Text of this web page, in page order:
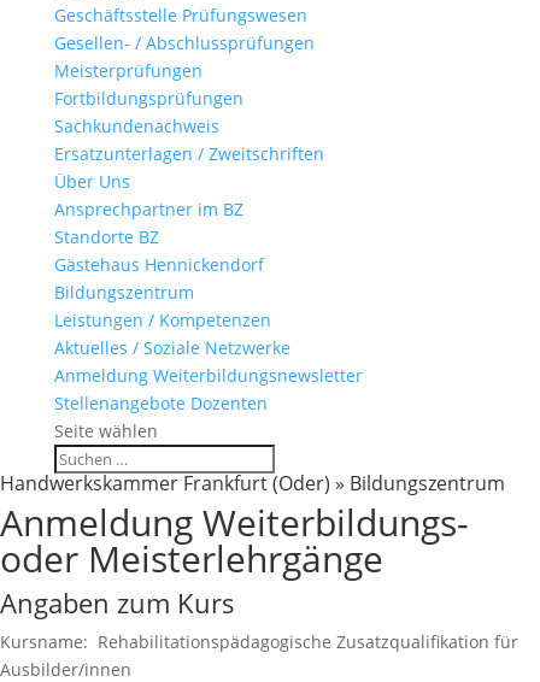
Geschäftsstelle Prüfungswesen
Gesellen- / Abschlussprüfungen
Meisterprüfungen
Fortbildungsprüfungen
Sachkundenachweis
Ersatzunterlagen / Zweitschriften
Über Uns
Ansprechpartner im BZ
Standorte BZ
Gästehaus Hennickendorf
Bildungszentrum
Leistungen / Kompetenzen
Aktuelles / Soziale Netzwerke
Anmeldung Weiterbildungsnewsletter
Stellenangebote Dozenten
Seite wählen
Handwerkskammer Frankfurt (Oder) » Bildungszentrum
Anmeldung Weiterbildungs-
oder Meisterlehrgänge
Angaben zum Kurs
Kursname: Rehabilitationspädagogische Zusatzqualifikation für
Ausbilder/innen